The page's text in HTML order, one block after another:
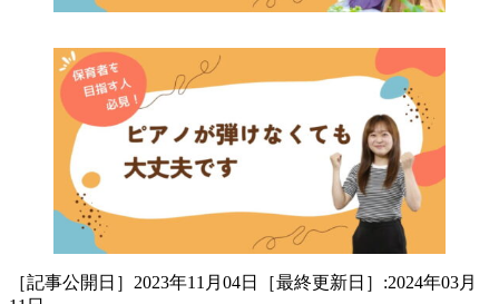
［記事公開日］2023年11月04日［最終更新日］:2024年03月